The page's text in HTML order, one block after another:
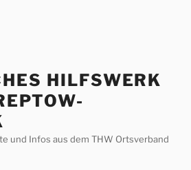
HILFSWERK
und Infos aus dem THW Ortsverband